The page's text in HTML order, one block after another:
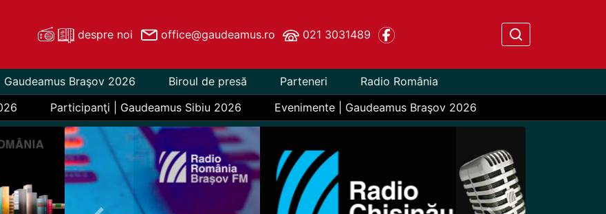
despre noi office@gaudeamus.ro 021 3031489
Gaudeamus Braşov 2026 Biroul de presă Parteneri
Radio România
Participanţi | Gaudeamus Sibiu 2026 Evenimente | Gaudeamus Braşov 2026